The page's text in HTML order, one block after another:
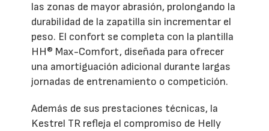
las zonas de mayor abrasión, prolongando la
durabilidad de la zapatilla sin incrementar el
peso. El confort se completa con la plantilla
HH® Max-Comfort, diseñada para ofrecer
una amortiguación adicional durante largas
jornadas de entrenamiento o competición.
Además de sus prestaciones técnicas, la
Kestrel TR refleja el compromiso de Helly